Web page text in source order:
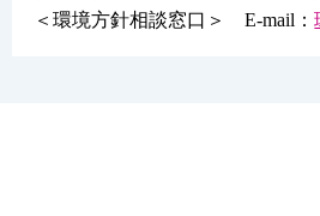
＜環境方針相談窓口＞ E-mail：